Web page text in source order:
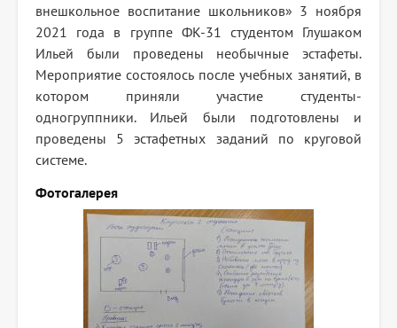
внешкольное воспитание школьников» 3 ноября
2021 года в группе ФК-31 студентом Глушаком
Ильей были проведены необычные эстафеты.
Мероприятие состоялось после учебных занятий, в
котором приняли участие студенты-
одногруппники. Ильей были подготовлены и
проведены 5 эстафетных заданий по круговой
системе.
Фотогалерея